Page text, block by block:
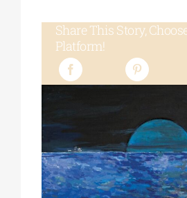
Share This Story,
Platform!